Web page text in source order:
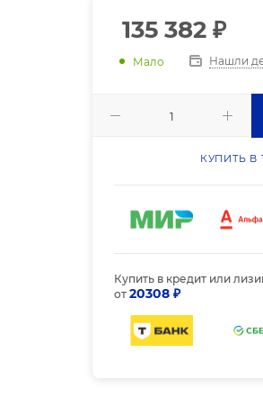
135 382₽
Мало Нашли
КУПИТЬ В
Купить в кредит или
от20308 ₽